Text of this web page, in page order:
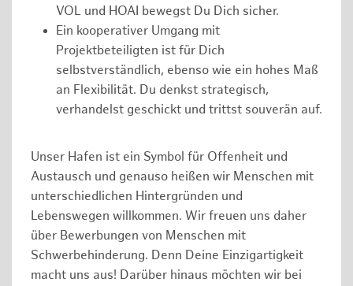
VOL und HOAI bewegst Du Dich sicher.
Ein kooperativer Umgang mit
Projektbeteiligten ist für Dich
selbstverständlich, ebenso wie ein hohes Maß
an Flexibilität. Du denkst strategisch,
verhandelst geschickt und trittst souverän auf.
Unser Hafen ist ein Symbol für Offenheit und
Austausch und genauso heißen wir Menschen mit
unterschiedlichen Hintergründen und
Lebenswegen willkommen. Wir freuen uns daher
über Bewerbungen von Menschen mit
Schwerbehinderung. Denn Deine Einzigartigkeit
macht uns aus! Darüber hinaus möchten wir bei